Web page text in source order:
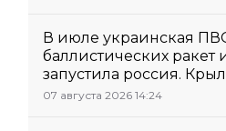
В июле украинская
баллистических ракет
запустила россия.
07 августа 2026 14:24